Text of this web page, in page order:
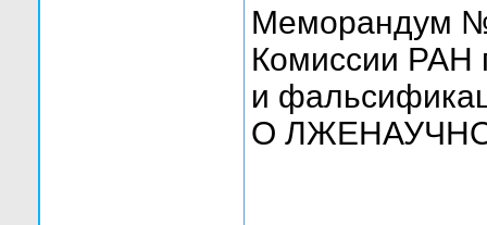
Меморандум
Комиссии РАН
и
О